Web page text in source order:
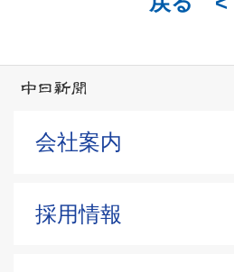
会社案内
採用情報